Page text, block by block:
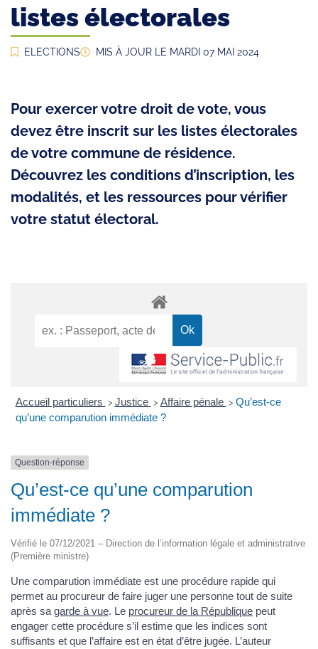
listes électorales
ELECTIONS MIS À JOUR LE MARDI 07 MAI 2024
Pour exercer votre droit de vote, vous
devez être inscrit sur les listes électorales
de votre commune de résidence.
Découvrez les conditions d’inscription, les
modalités, et les ressources pour vérifier
votre statut électoral.
Accueil particuliers > Justice > Affaire pénale > Qu’est-ce
qu’une comparution immédiate ?
Question-réponse
Qu’est-ce qu’une comparution
immédiate ?
Vérifié le 07/12/2021 – Direction de l’information légale et administrative
(Première ministre)
Une comparution immédiate est une procédure rapide qui
permet au procureur de faire juger une personne tout de suite
après sa garde à vue. Le procureur de la République peut
engager cette procédure s’il estime que les indices sont
suffisants et que l’affaire est en état d’être jugée. L’auteur